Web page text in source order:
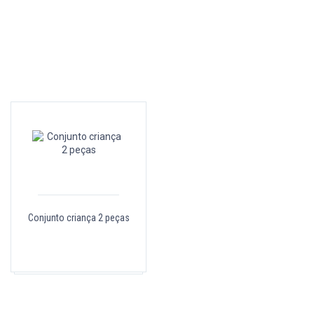
Conjunto criança 2 peças